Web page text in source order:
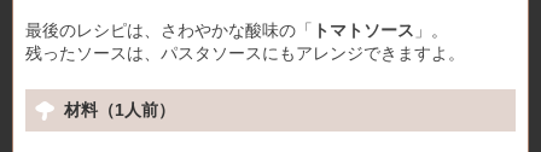
最後のレシピは、さわやかな酸味の「 トマトソース 」。
残ったソースは、パスタソースにもアレンジできますよ。
材料（1人前）